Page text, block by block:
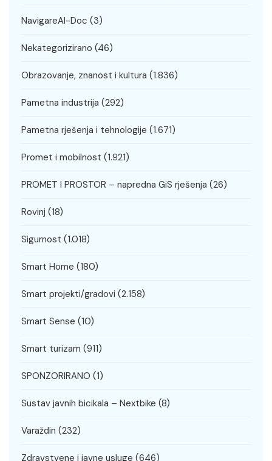
NavigareAI-Doc (3)
Nekategorizirano (46)
Obrazovanje, znanost i kultura (1.836)
Pametna industrija (292)
Pametna rješenja i tehnologije (1.671)
Promet i mobilnost (1.921)
PROMET I PROSTOR – napredna GiS rješenja (26)
Rovinj (18)
Sigurnost (1.018)
Smart Home (180)
Smart projekti/gradovi (2.158)
Smart Sense (10)
Smart turizam (911)
SPONZORIRANO (1)
Sustav javnih bicikala – Nextbike (8)
Varaždin (232)
Zdravstvene i javne usluge (646)